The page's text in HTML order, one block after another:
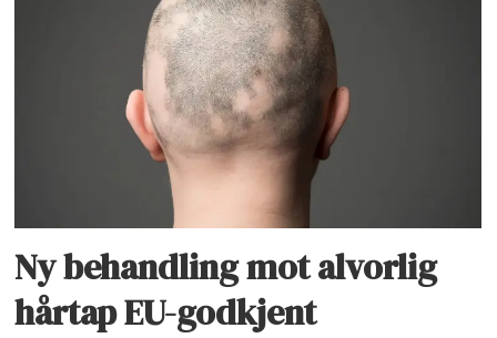
Ny behandling mot alvorlig
hårtap EU-godkjent